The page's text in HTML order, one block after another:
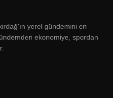
yerel gündemini en
ekonomiye, spordan